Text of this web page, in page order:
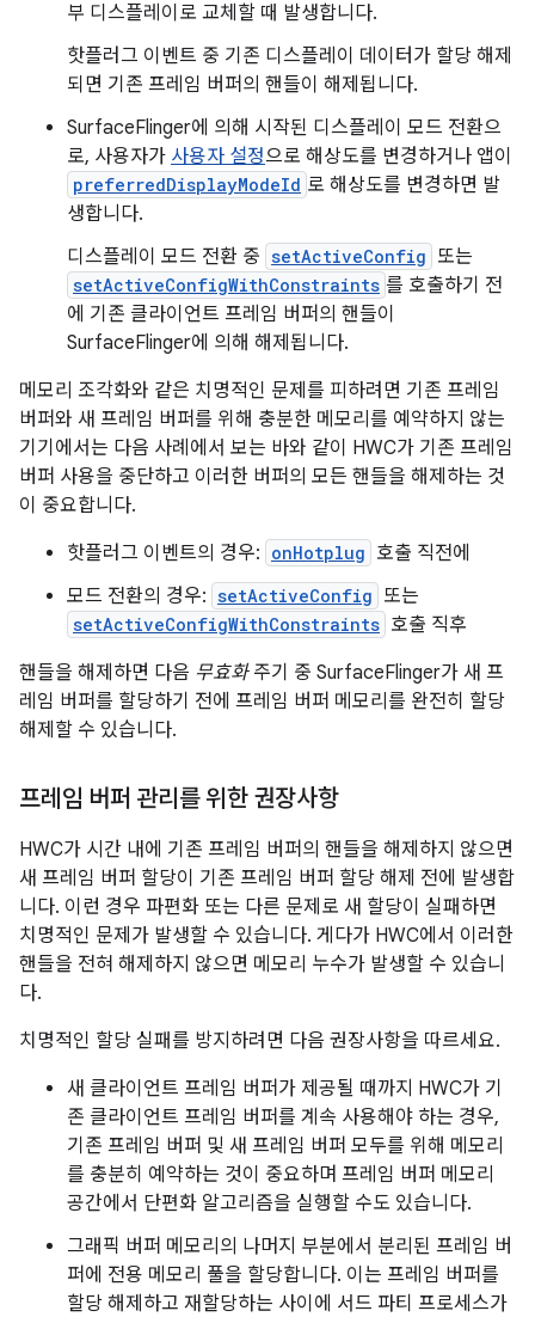
부 디스플레이로 교체할 때 발생합니다.
핫플러그 이벤트 중 기존 디스플레이 데이터가 할당 해제
되면 기존 프레임 버퍼의 핸들이 해제됩니다.
SurfaceFlinger에 의해 시작된 디스플레이 모드 전환으
로, 사용자가 사용자 설정으로 해상도를 변경하거나 앱이
preferredDisplayModeId 로 해상도를 변경하면 발
생합니다.
디스플레이 모드 전환 중 setActiveConfig 또는
setActiveConfigWithConstraints 를 호출하기 전
에 기존 클라이언트 프레임 버퍼의 핸들이
SurfaceFlinger에 의해 해제됩니다.
메모리 조각화와 같은 치명적인 문제를 피하려면 기존 프레임
버퍼와 새 프레임 버퍼를 위해 충분한 메모리를 예약하지 않는
기기에서는 다음 사례에서 보는 바와 같이 HWC가 기존 프레임
버퍼 사용을 중단하고 이러한 버퍼의 모든 핸들을 해제하는 것
이 중요합니다.
핫플러그 이벤트의 경우: onHotplug 호출 직전에
모드 전환의 경우: setActiveConfig 또는
setActiveConfigWithConstraints 호출 직후
핸들을 해제하면 다음 무효화주기 중 SurfaceFlinger가 새 프
레임 버퍼를 할당하기 전에 프레임 버퍼 메모리를 완전히 할당
해제할 수 있습니다.
프레임 버퍼 관리를 위한 권장사항
HWC가 시간 내에 기존 프레임 버퍼의 핸들을 해제하지 않으면
새 프레임 버퍼 할당이 기존 프레임 버퍼 할당 해제 전에 발생합
니다. 이런 경우 파편화 또는 다른 문제로 새 할당이 실패하면
치명적인 문제가 발생할 수 있습니다. 게다가 HWC에서 이러한
핸들을 전혀 해제하지 않으면 메모리 누수가 발생할 수 있습니
다.
치명적인 할당 실패를 방지하려면 다음 권장사항을 따르세요.
새 클라이언트 프레임 버퍼가 제공될 때까지 HWC가 기
존 클라이언트 프레임 버퍼를 계속 사용해야 하는 경우,
기존 프레임 버퍼 및 새 프레임 버퍼 모두를 위해 메모리
를 충분히 예약하는 것이 중요하며 프레임 버퍼 메모리
공간에서 단편화 알고리즘을 실행할 수도 있습니다.
그래픽 버퍼 메모리의 나머지 부분에서 분리된 프레임 버
퍼에 전용 메모리 풀을 할당합니다. 이는 프레임 버퍼를
할당 해제하고 재할당하는 사이에 서드 파티 프로세스가